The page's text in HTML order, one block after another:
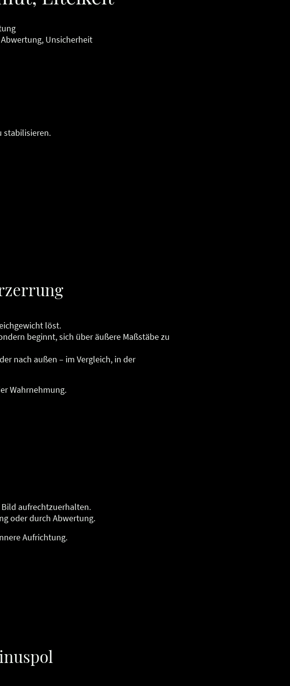
Unsicherheit
stabilisieren.
löst.
beginnt, sich über äußere Maßstäbe zu
nach außen – im Vergleich, in der
Wahrnehmung.
aufrechtzuerhalten.
oder durch Abwertung.
Aufrichtung.